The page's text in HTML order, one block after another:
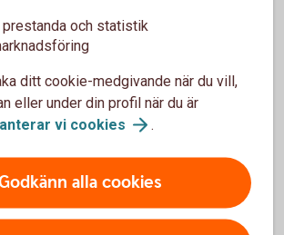
regler för utsläpp, och därmed
totala utsläppshantering. Som följd
bedöms vara begränsad, men
sektorer, såsom jordbruket, kan bli
använd rullmenyn längst ner på den
prestanda och statistik
ditt cookie-medgivande när du vill,
eller under din profil när du är
vi cookies .
alla cookies